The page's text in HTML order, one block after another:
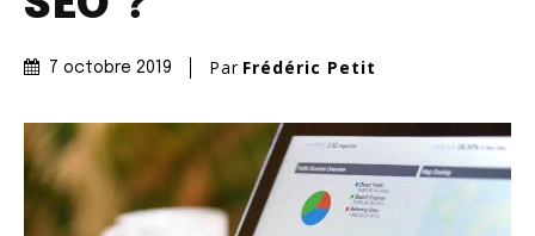
7 octobre 2019 Par Frédéric Petit